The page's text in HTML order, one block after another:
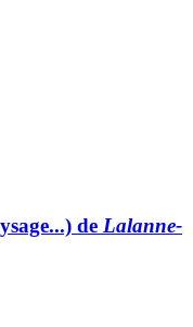
de Lalanne-